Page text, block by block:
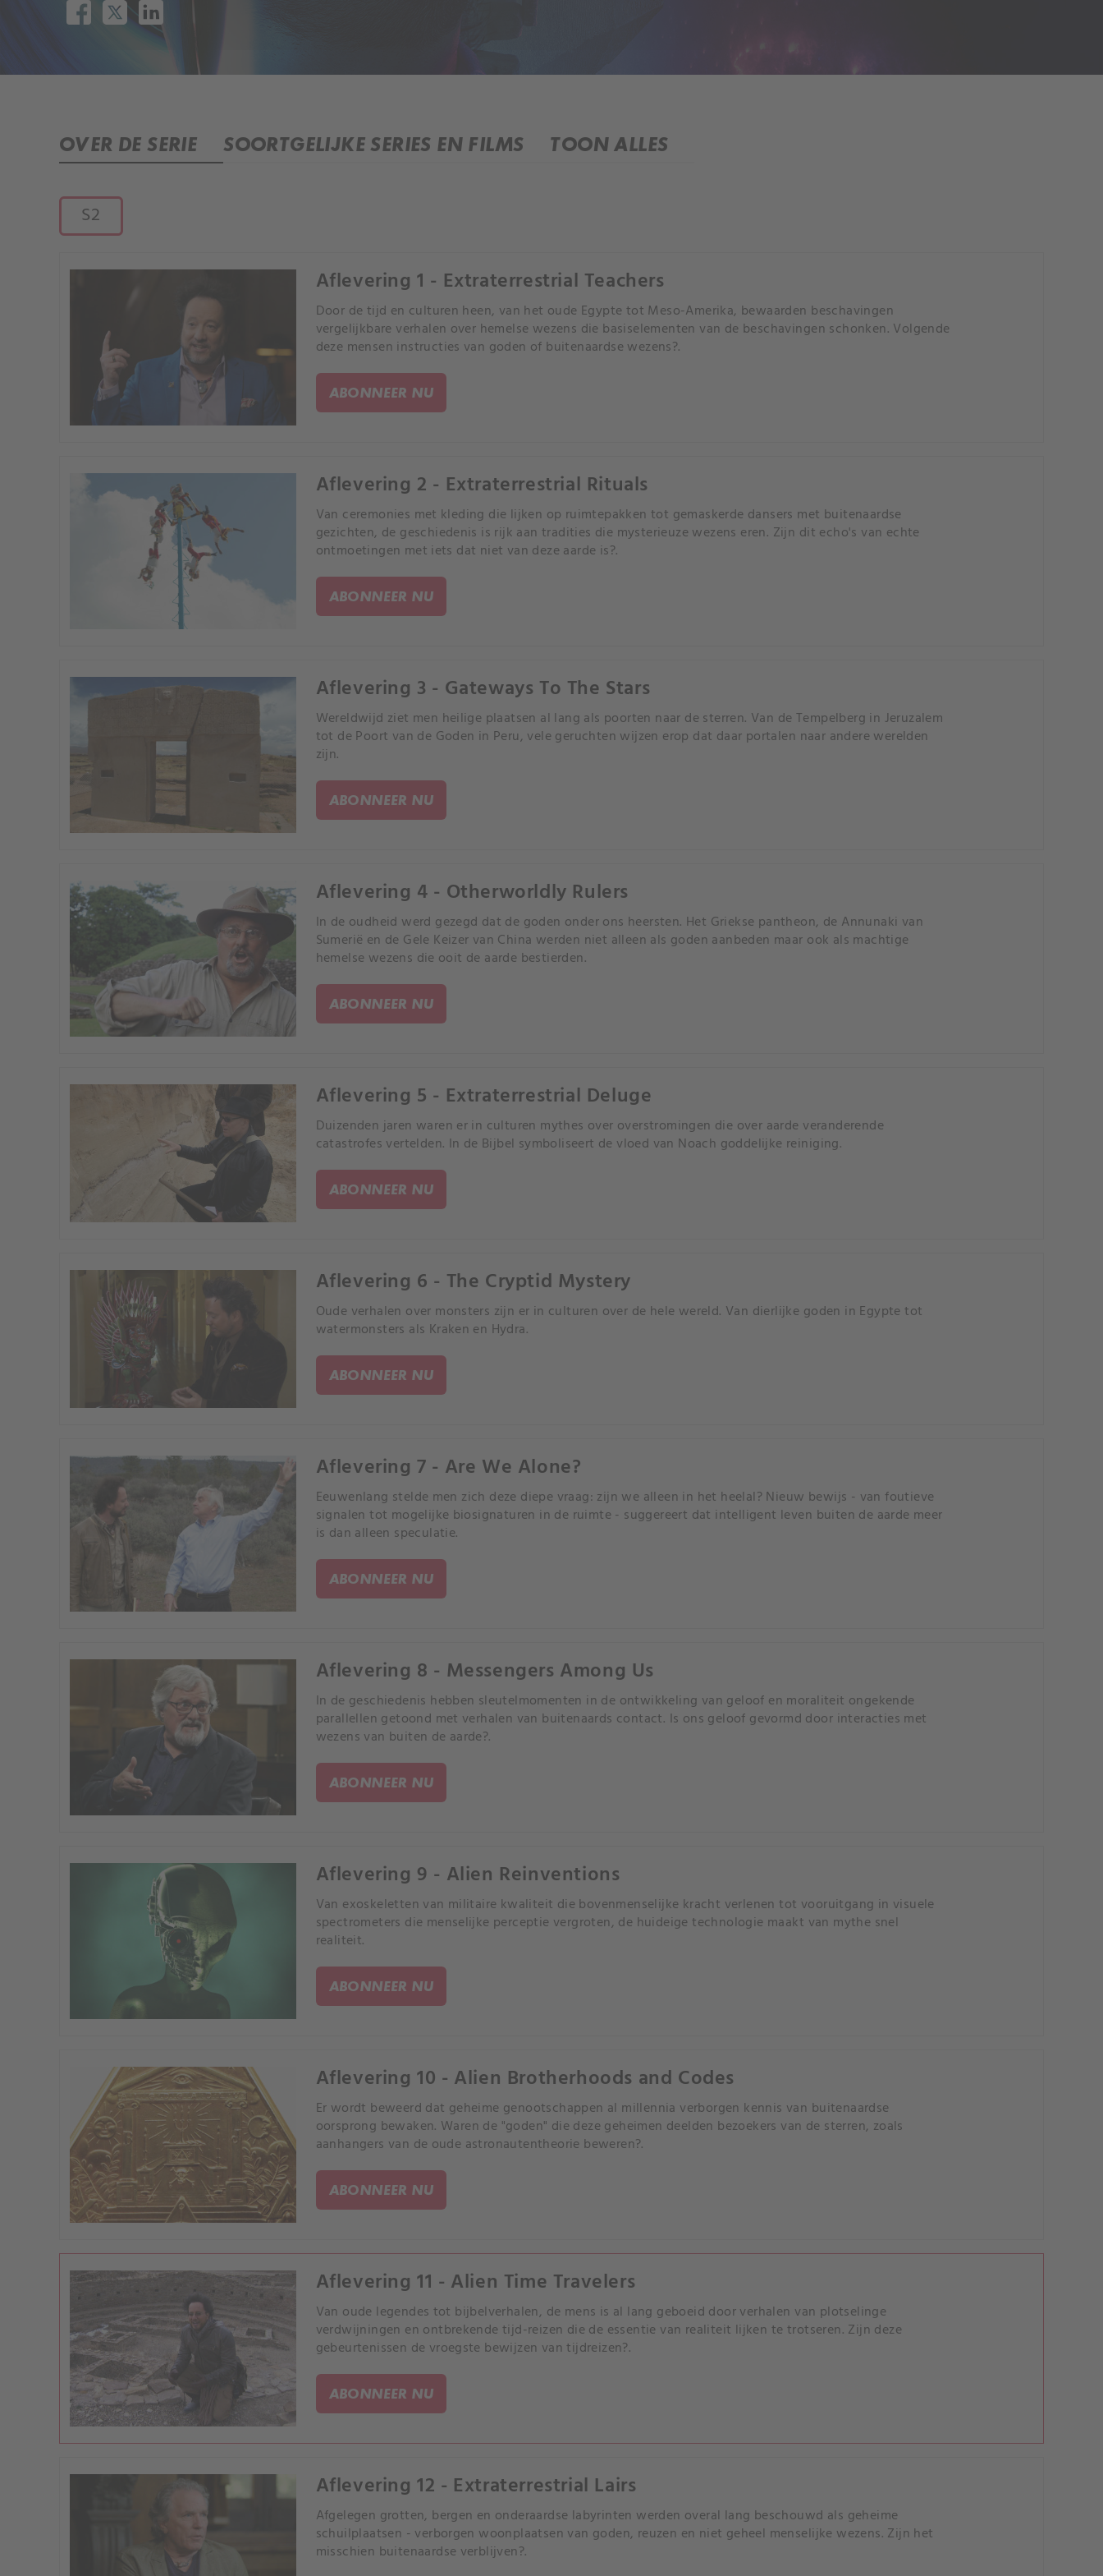
OVER DE SERIE SOORTGELIJKE SERIES EN FILMS TOON ALLES
S2
Aflevering 1 - Extraterrestrial Teachers
Door de tijd en culturen heen, van het oude Egypte tot Meso-Amerika, bewaarden beschavingen
vergelijkbare verhalen over hemelse wezens die basiselementen van de beschavingen schonken. Volgende
deze mensen instructies van goden of buitenaardse wezens?.
ABONNEER NU
Aflevering 2 - Extraterrestrial Rituals
Van ceremonies met kleding die lijken op ruimtepakken tot gemaskerde dansers met buitenaardse
gezichten, de geschiedenis is rijk aan tradities die mysterieuze wezens eren. Zijn dit echo's van echte
ontmoetingen met iets dat niet van deze aarde is?.
ABONNEER NU
Aflevering 3 - Gateways To The Stars
Wereldwijd ziet men heilige plaatsen al lang als poorten naar de sterren. Van de Tempelberg in Jeruzalem
tot de Poort van de Goden in Peru, vele geruchten wijzen erop dat daar portalen naar andere werelden
zijn.
ABONNEER NU
Aflevering 4 - Otherworldly Rulers
In de oudheid werd gezegd dat de goden onder ons heersten. Het Griekse pantheon, de Annunaki van
Sumerië en de Gele Keizer van China werden niet alleen als goden aanbeden maar ook als machtige
hemelse wezens die ooit de aarde bestierden.
ABONNEER NU
Aflevering 5 - Extraterrestrial Deluge
Duizenden jaren waren er in culturen mythes over overstromingen die over aarde veranderende
catastrofes vertelden. In de Bijbel symboliseert de vloed van Noach goddelijke reiniging.
ABONNEER NU
Aflevering 6 - The Cryptid Mystery
Oude verhalen over monsters zijn er in culturen over de hele wereld. Van dierlijke goden in Egypte tot
watermonsters als Kraken en Hydra.
ABONNEER NU
Aflevering 7 - Are We Alone?
Eeuwenlang stelde men zich deze diepe vraag: zijn we alleen in het heelal? Nieuw bewijs - van foutieve
signalen tot mogelijke biosignaturen in de ruimte - suggereert dat intelligent leven buiten de aarde meer
is dan alleen speculatie.
ABONNEER NU
Aflevering 8 - Messengers Among Us
In de geschiedenis hebben sleutelmomenten in de ontwikkeling van geloof en moraliteit ongekende
parallellen getoond met verhalen van buitenaards contact. Is ons geloof gevormd door interacties met
wezens van buiten de aarde?.
ABONNEER NU
Aflevering 9 - Alien Reinventions
Van exoskeletten van militaire kwaliteit die bovenmenselijke kracht verlenen tot vooruitgang in visuele
spectrometers die menselijke perceptie vergroten, de huideige technologie maakt van mythe snel
realiteit.
ABONNEER NU
Aflevering 10 - Alien Brotherhoods and Codes
Er wordt beweerd dat geheime genootschappen al millennia verborgen kennis van buitenaardse
oorsprong bewaken. Waren de "goden" die deze geheimen deelden bezoekers van de sterren, zoals
aanhangers van de oude astronautentheorie beweren?.
ABONNEER NU
Aflevering 11 - Alien Time Travelers
Van oude legendes tot bijbelverhalen, de mens is al lang geboeid door verhalen van plotselinge
verdwijningen en ontbrekende tijd-reizen die de essentie van realiteit lijken te trotseren. Zijn deze
gebeurtenissen de vroegste bewijzen van tijdreizen?.
ABONNEER NU
Aflevering 12 - Extraterrestrial Lairs
Afgelegen grotten, bergen en onderaardse labyrinten werden overal lang beschouwd als geheime
schuilplaatsen - verborgen woonplaatsen van goden, reuzen en niet geheel menselijke wezens. Zijn het
misschien buitenaardse verblijven?.